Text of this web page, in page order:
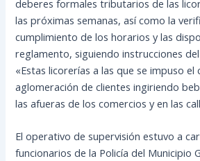
deberes formales tributarios de las
las próximas semanas, así como la
cumplimiento de los horarios y las
reglamento, siguiendo instrucciones
«Estas licorerías a las que se impuso el
aglomeración de clientes ingiriendo
las afueras de los comercios y en las
El operativo de supervisión estuvo a
funcionarios de la Policía del Municipio